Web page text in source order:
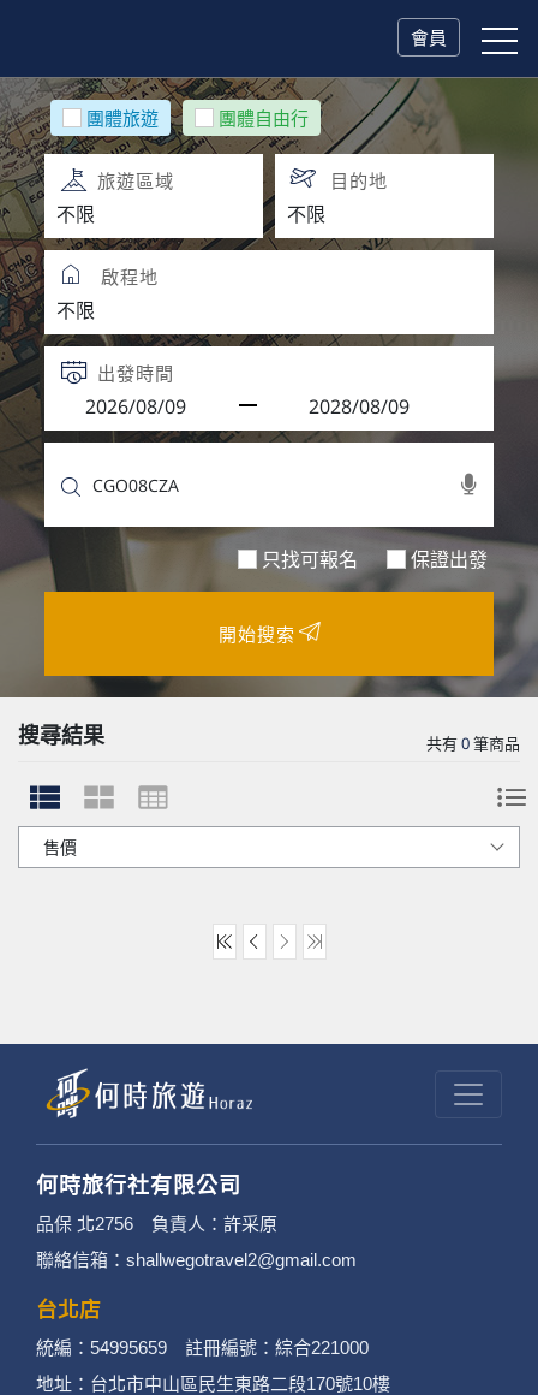
會員
團體旅遊 團體自由行
旅遊區域 目的地
啟程地
出發時間
只找可報名 保證出發
開始搜索
搜尋結果 共有0筆商品
何時旅行社有限公司
品保 北2756 負責人：許采原
聯絡信箱：shallwegotravel2@gmail.com
台北店
統編：54995659 註冊編號：綜合221000
地址：台北市中山區民生東路二段170號10樓